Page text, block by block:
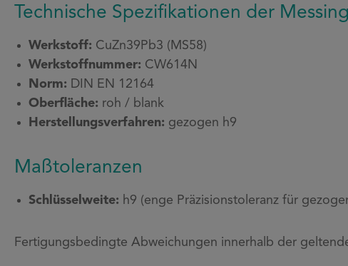
Technische Spezifikationen der
Werkstoff: CuZn39Pb3 (MS58)
Werkstoffnummer: CW614N
Norm: DIN EN 12164
Oberfläche: roh / blank
Herstellungsverfahren: gezogen h9
Maßtoleranzen
Schlüsselweite: h9 (enge Präzisionstoleranz für
Fertigungsbedingte Abweichungen innerhalb der